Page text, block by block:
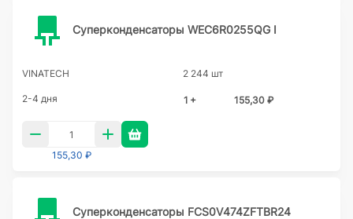
Суперконденсаторы WEC6R0255QG I
VINATECH 2 244 шт
2-4 дня 1 + 155,30 ₽
155,30 ₽
Суперконденсаторы FCS0V474ZFTBR24